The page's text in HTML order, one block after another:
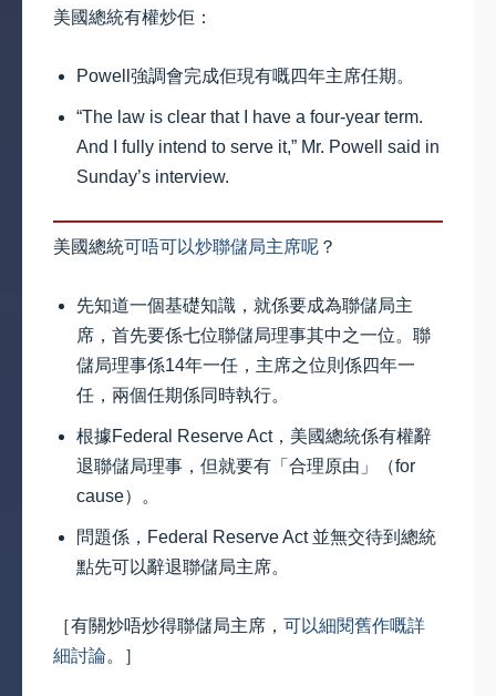
美國總統有權炒佢：
Powell強調會完成佢現有嘅四年主席任期。
“The law is clear that I have a four-year term.
And I fully intend to serve it,” Mr. Powell said in
Sunday’s interview.
美國總統可唔可以炒聯儲局主席呢 ？
先知道一個基礎知識，就係要成為聯儲局主
席，首先要係七位聯儲局理事其中之一位。聯
儲局理事係14年一任，主席之位則係四年一
任，兩個任期係同時執行。
根據Federal Reserve Act，美國總統係有權辭
退聯儲局理事，但就要有「合理原由」（for
cause）。
問題係，Federal Reserve Act 並無交待到總統
點先可以辭退聯儲局主席。
［有關炒唔炒得聯儲局主席，可以細閱舊作嘅詳
細討論。］